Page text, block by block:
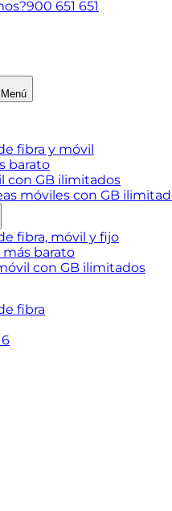
900 651 651
Menú
fibra y móvil
barato
con GB ilimitados
móviles con GB
fibra, móvil y fijo
más barato
con GB ilimitados
fibra